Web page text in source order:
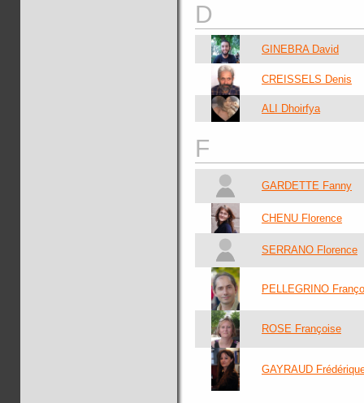
D
GINEBRA David
CREISSELS Denis
ALI Dhoirfya
F
GARDETTE Fanny
CHENU Florence
SERRANO Florence
PELLEGRINO
ROSE Françoise
GAYRAUD